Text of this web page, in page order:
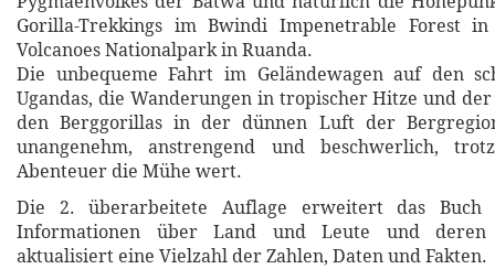
Gorilla-Trekkings im Bwindi Impenetrable Forest
Volcanoes Nationalpark in Ruanda.
Die unbequeme Fahrt im Geländewagen auf den
Ugandas, die Wanderungen in tropischer Hitze und
den Berggorillas in der dünnen Luft der
unangenehm, anstrengend und beschwerlich,
Abenteuer die Mühe wert.
Die 2. überarbeitete Auflage erweitert das Buch
Informationen über Land und Leute und deren
aktualisiert eine Vielzahl der Zahlen, Daten und Fakten.